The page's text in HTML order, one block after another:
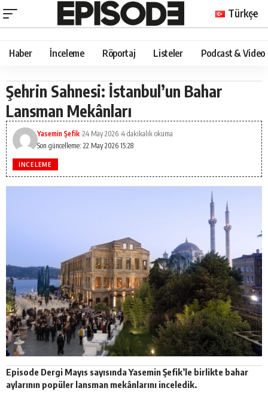
Türkçe
Haber İnceleme Röportaj Listeler Podcast & Video
Şehrin Sahnesi: İstanbul’un Bahar
Lansman Mekânları
Son güncelleme: 22 May 2026 15:28
Yasemin Şefik 24 May 2026 4 dakikalık okuma
İNCELEME
Episode Dergi Mayıs sayısında Yasemin Şefik’le birlikte bahar
aylarının popüler lansman mekânlarını inceledik.